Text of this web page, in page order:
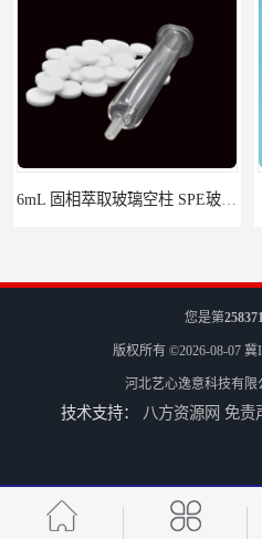
离子色谱前处理小柱​
您是第
版权所有 ©2026-08-07 冀
河北艺心逸意科技有限
技术支持： 八方资源网 免责